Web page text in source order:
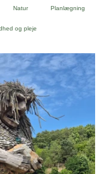
Natur Planlægning
og pleje